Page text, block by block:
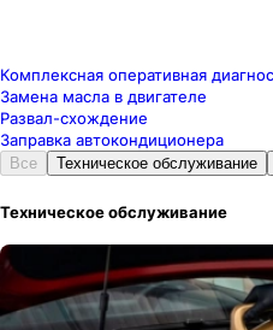
Комплексная оперативная
Замена масла в двигателе
Развал-схождение
Заправка автокондиционера
Все Техническое обслуживание
Техническое обслуживание